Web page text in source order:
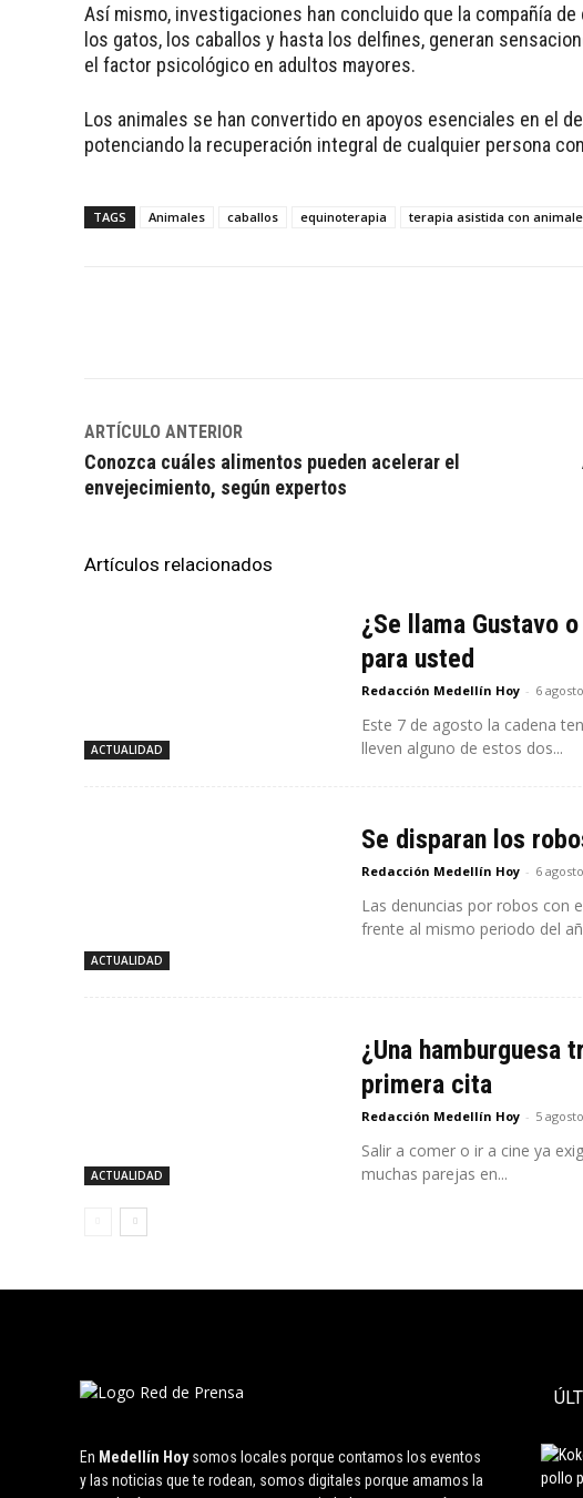
Así mismo, investigaciones han concluido que la compañía
los gatos, los caballos y hasta los delfines, generan
el factor psicológico en adultos mayores.
Los animales se han convertido en apoyos esenciales en el
potenciando la recuperación integral de cualquier persona
TAGS Animales caballos equinoterapia terapia asistida con
ARTÍCULO ANTERIOR
Conozca cuáles alimentos pueden acelerar el
envejecimiento, según expertos
Artículos relacionados
ACTUALIDAD
¿Se llama Gustavo
para usted
Redacción Medellín Hoy - 6
Este 7 de agosto la cadena
lleven alguno de estos dos...
ACTUALIDAD
Se disparan los
Redacción Medellín Hoy - 6
Las denuncias por robos con
frente al mismo periodo del
ACTUALIDAD
¿Una hamburguesa
primera cita
Redacción Medellín Hoy - 5
Salir a comer o ir a cine ya
muchas parejas en...
En Medellín Hoysomos locales porque contamos los eventos
y las noticias que te rodean, somos digitales porque amamos la